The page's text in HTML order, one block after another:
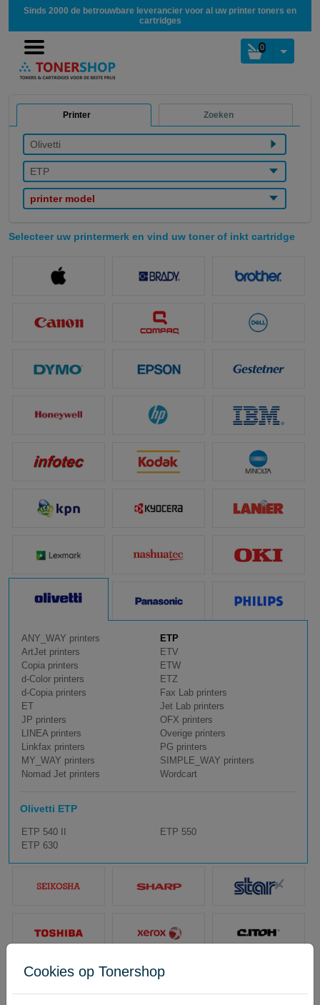
Sinds 2000 de betrouwbare leverancier voor al uw printer toners en
cartridges
0
Printer Zoeken
Olivetti
ETP
printer model
Selecteer uw printermerk en vind uw toner of inkt cartridge
ANY_WAY printers
ArtJet printers
Copia printers
d-Color printers
d-Copia printers
ET
ETP
ETV
ETW
ETZ
Fax Lab printers
Jet Lab printers
JP printers
LINEA printers
Linkfax printers
MY_WAY printers
Nomad Jet printers
OFX printers
Overige printers
PG printers
SIMPLE_WAY printers
Wordcart
Olivetti ETP
ETP 540 II
ETP 550
ETP 630
Cookies op Tonershop